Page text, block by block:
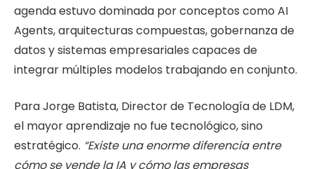
agenda estuvo dominada por conceptos como AI
Agents, arquitecturas compuestas, gobernanza de
datos y sistemas empresariales capaces de
integrar múltiples modelos trabajando en conjunto.
Para Jorge Batista, Director de Tecnología de LDM,
el mayor aprendizaje no fue tecnológico, sino
estratégico. “Existe una enorme diferencia entre
cómo se vende la IA y cómo las empresas